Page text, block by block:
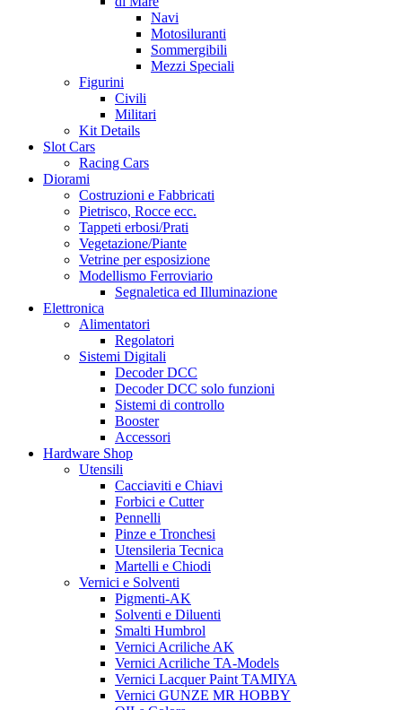
Navi
Motosiluranti
Sommergibili
Mezzi Speciali
Figurini
Civili
Militari
Kit Details
Slot Cars
Racing Cars
Diorami
Costruzioni e Fabbricati
Pietrisco, Rocce ecc.
Tappeti erbosi/Prati
Vegetazione/Piante
Vetrine per esposizione
Modellismo Ferroviario
Segnaletica ed Illuminazione
Elettronica
Alimentatori
Regolatori
Sistemi Digitali
Decoder DCC
Decoder DCC solo funzioni
Sistemi di controllo
Booster
Accessori
Hardware Shop
Utensili
Cacciaviti e Chiavi
Forbici e Cutter
Pennelli
Pinze e Tronchesi
Utensileria Tecnica
Martelli e Chiodi
Vernici e Solventi
Pigmenti-AK
Solventi e Diluenti
Smalti Humbrol
Vernici Acriliche AK
Vernici Acriliche TA-Models
Vernici Lacquer Paint TAMIYA
Vernici GUNZE MR HOBBY